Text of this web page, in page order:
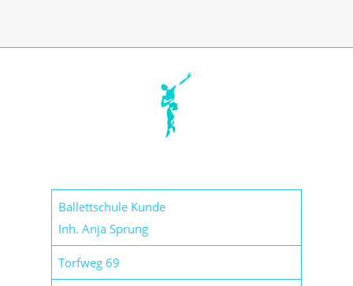
Ballettschule Kunde
Inh. Anja Sprung
Torfweg 69